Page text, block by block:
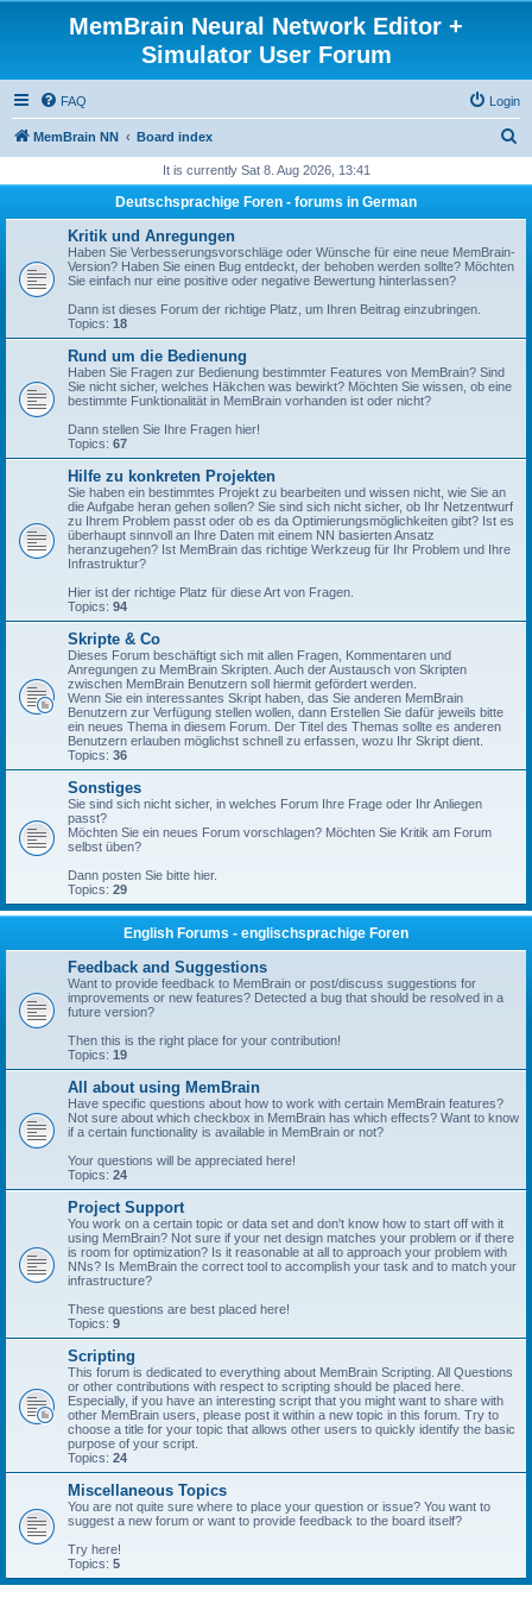
MemBrain Neural Network Editor +
Simulator User Forum
FAQ Login
MemBrain NN Board index
r
It is currently Sat 8. Aug 2026, 13:41
Deutschsprachige Foren - forums in German
Kritik und Anregungen
Haben Sie Verbesserungsvorschläge oder Wünsche für eine neue MemBrain-
Version? Haben Sie einen Bug entdeckt, der behoben werden sollte? Möchten
Sie einfach nur eine positive oder negative Bewertung hinterlassen?
Dann ist dieses Forum der richtige Platz, um Ihren Beitrag einzubringen.
Topics: 18
Rund um die Bedienung
Haben Sie Fragen zur Bedienung bestimmter Features von MemBrain? Sind
Sie nicht sicher, welches Häkchen was bewirkt? Möchten Sie wissen, ob eine
bestimmte Funktionalität in MemBrain vorhanden ist oder nicht?
Dann stellen Sie Ihre Fragen hier!
Topics: 67
Hilfe zu konkreten Projekten
Sie haben ein bestimmtes Projekt zu bearbeiten und wissen nicht, wie Sie an
die Aufgabe heran gehen sollen? Sie sind sich nicht sicher, ob Ihr Netzentwurf
zu Ihrem Problem passt oder ob es da Optimierungsmöglichkeiten gibt? Ist es
überhaupt sinnvoll an Ihre Daten mit einem NN basierten Ansatz
heranzugehen? Ist MemBrain das richtige Werkzeug für Ihr Problem und Ihre
Infrastruktur?
Hier ist der richtige Platz für diese Art von Fragen.
Topics: 94
Skripte & Co
Dieses Forum beschäftigt sich mit allen Fragen, Kommentaren und
Anregungen zu MemBrain Skripten. Auch der Austausch von Skripten
zwischen MemBrain Benutzern soll hiermit gefördert werden.
Wenn Sie ein interessantes Skript haben, das Sie anderen MemBrain
Benutzern zur Verfügung stellen wollen, dann Erstellen Sie dafür jeweils bitte
ein neues Thema in diesem Forum. Der Titel des Themas sollte es anderen
Benutzern erlauben möglichst schnell zu erfassen, wozu Ihr Skript dient.
Topics: 36
Sonstiges
Sie sind sich nicht sicher, in welches Forum Ihre Frage oder Ihr Anliegen
passt?
Möchten Sie ein neues Forum vorschlagen? Möchten Sie Kritik am Forum
selbst üben?
Dann posten Sie bitte hier.
Topics: 29
English Forums - englischsprachige Foren
Feedback and Suggestions
Want to provide feedback to MemBrain or post/discuss suggestions for
improvements or new features? Detected a bug that should be resolved in a
future version?
Then this is the right place for your contribution!
Topics: 19
All about using MemBrain
Have specific questions about how to work with certain MemBrain features?
Not sure about which checkbox in MemBrain has which effects? Want to know
if a certain functionality is available in MemBrain or not?
Your questions will be appreciated here!
Topics: 24
Project Support
You work on a certain topic or data set and don't know how to start off with it
using MemBrain? Not sure if your net design matches your problem or if there
is room for optimization? Is it reasonable at all to approach your problem with
NNs? Is MemBrain the correct tool to accomplish your task and to match your
infrastructure?
These questions are best placed here!
Topics: 9
Scripting
This forum is dedicated to everything about MemBrain Scripting. All Questions
or other contributions with respect to scripting should be placed here.
Especially, if you have an interesting script that you might want to share with
other MemBrain users, please post it within a new topic in this forum. Try to
choose a title for your topic that allows other users to quickly identify the basic
purpose of your script.
Topics: 24
Miscellaneous Topics
You are not quite sure where to place your question or issue? You want to
suggest a new forum or want to provide feedback to the board itself?
Try here!
Topics: 5